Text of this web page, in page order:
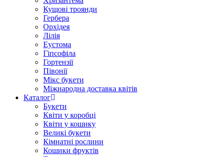
Кущові троянди
Гербера
Орхідея
Лілія
Еустома
Гіпсофіла
Гортензії
Півонії
Мікс букети
Міжнародна доставка квітів
Каталог
Букети
Квіти у коробці
Квіти у кошику
Великі букети
Кімнатні рослини
Кошики фруктів